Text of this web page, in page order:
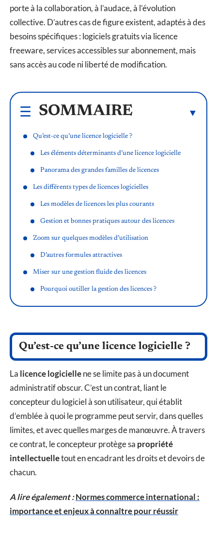
porte à la collaboration, à l’audace, à l’évolution
collective. D’autres cas de figure existent, adaptés à des
besoins spécifiques : logiciels gratuits via licence
freeware, services accessibles sur abonnement, mais
sans accès au code ni liberté de modification.
SOMMAIRE
Qu’est-ce qu’une licence logicielle ?
Les éléments déterminants d’une licence logicielle
Panorama des grandes familles de licences
Les différents types de licences logicielles
Les modèles de licences les plus courants
Gestion et bonnes pratiques autour des licences
Zoom sur quelques modèles d’utilisation
D’autres formules attractives
Miser sur une gestion fluide des licences
Pourquoi outiller la gestion des licences ?
Qu’est-ce qu’une licence logicielle ?
La licence logiciellene se limite pas à un document
administratif obscur. C’est un contrat, liant le
concepteur du logiciel à son utilisateur, qui établit
d’emblée à quoi le programme peut servir, dans quelles
limites, et avec quelles marges de manœuvre. À travers
ce contrat, le concepteur protège sa propriété
intellectuelletout en encadrant les droits et devoirs de
chacun.
A lire également :Normes commerce international :
importance et enjeux à connaître pour réussir